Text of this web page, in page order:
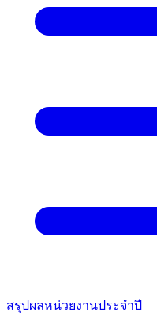
สรุปผลหน่วยงานประจำปี